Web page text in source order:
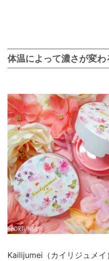
体温によって濃さが変わ
Kailijumei（カイリジュメ